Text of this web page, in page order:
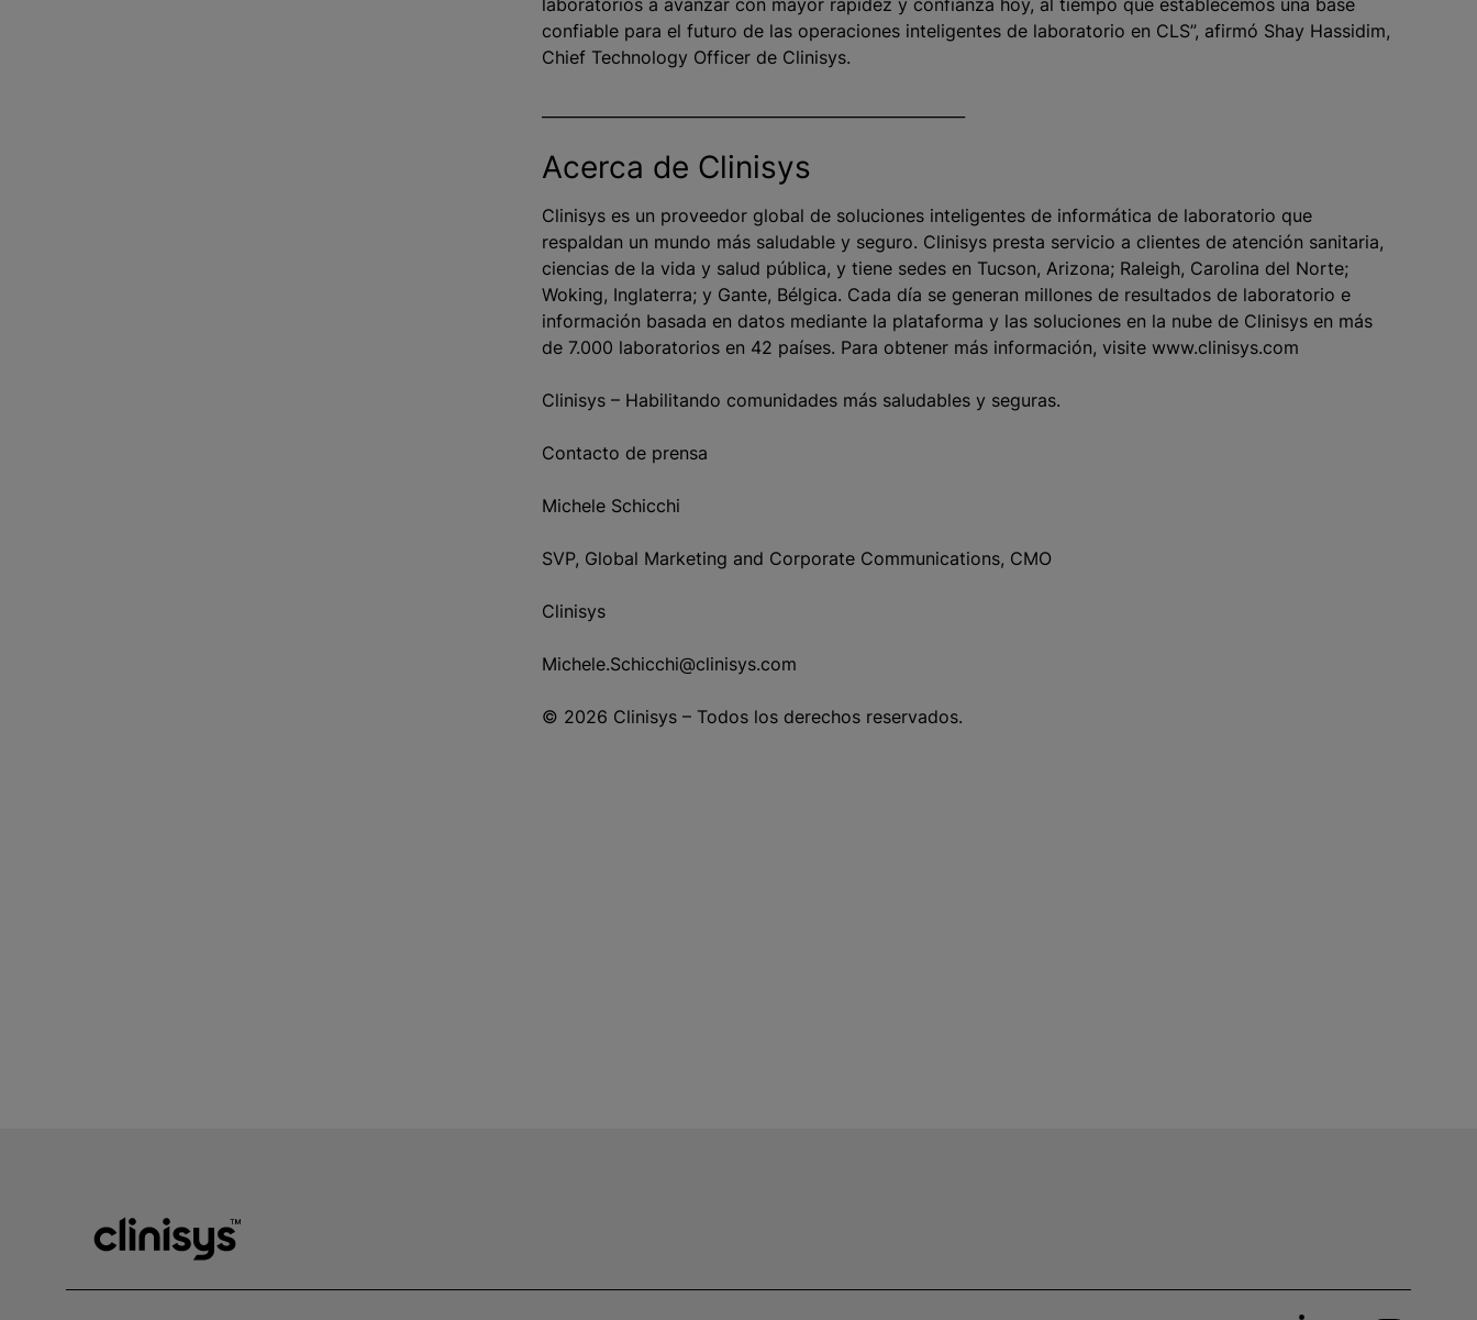
laboratorios a avanzar con mayor rapidez y confianza hoy, al tiempo que establecemos una base
confiable para el futuro de las operaciones inteligentes de laboratorio en CLS”, afirmó Shay Hassidim,
Chief Technology Officer de Clinisys.
Acerca de Clinisys
Clinisys es un proveedor global de soluciones inteligentes de informática de laboratorio que
respaldan un mundo más saludable y seguro. Clinisys presta servicio a clientes de atención sanitaria,
ciencias de la vida y salud pública, y tiene sedes en Tucson, Arizona; Raleigh, Carolina del Norte;
Woking, Inglaterra; y Gante, Bélgica. Cada día se generan millones de resultados de laboratorio e
información basada en datos mediante la plataforma y las soluciones en la nube de Clinisys en más
de 7.000 laboratorios en 42 países. Para obtener más información, visite www.clinisys.com
Clinisys – Habilitando comunidades más saludables y seguras.
Contacto de prensa
Michele Schicchi
SVP, Global Marketing and Corporate Communications, CMO
Clinisys
Michele.Schicchi@clinisys.com
© 2026 Clinisys – Todos los derechos reservados.